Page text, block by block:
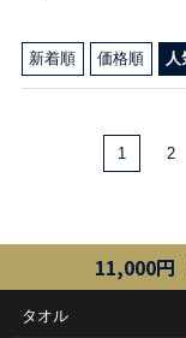
新着順 価格順
1 2
11,000円
タオル